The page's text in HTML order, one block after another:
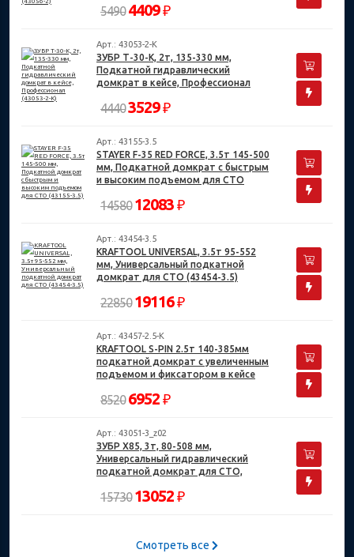
5490 4409₽
Арт.: 43053-2-K
ЗУБР Т-30-K, 2т, 135-330 мм,
Подкатной гидравлический
домкрат в кейсе, Профессионал
44403529₽
Арт.: 43155-3.5
STAYER F-35 RED FORCE, 3.5т 145-500
мм, Подкатной домкрат с быстрым
и высоким подъемом для СТО
14580 12083 ₽
Арт.: 43454-3.5
KRAFTOOL UNIVERSAL, 3.5т 95-552
мм, Универсальный подкатной
домкрат для СТО (43454-3.5)
22850 19116₽
Арт.: 43457-2.5-K
KRAFTOOL S-PIN 2.5т 140-385мм
подкатной домкрат с увеличенным
подъемом и фиксатором в кейсе
8520 6952 ₽
Арт.: 43051-3_z02
ЗУБР X85, 3т, 80-508 мм,
Универсальный гидравлический
подкатной домкрат для СТО,
15730 13052 ₽
Смотреть все